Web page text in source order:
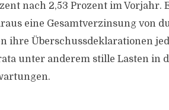
nach 2,53 Prozent im Vorjahr.
eine Gesamtverzinsung von
ihre Überschussdeklarationen
unter anderem stille Lasten in